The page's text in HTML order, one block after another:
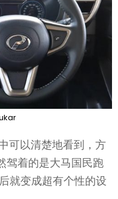
可以清楚地看到，方
驾着的是大马国民跑
就变成超有个性的设